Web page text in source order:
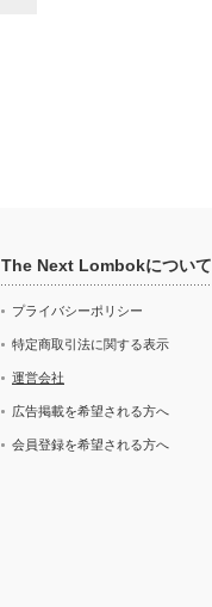
The Next Lombokについて
プライバシーポリシー
特定商取引法に関する表示
運営会社
広告掲載を希望される方へ
会員登録を希望される方へ